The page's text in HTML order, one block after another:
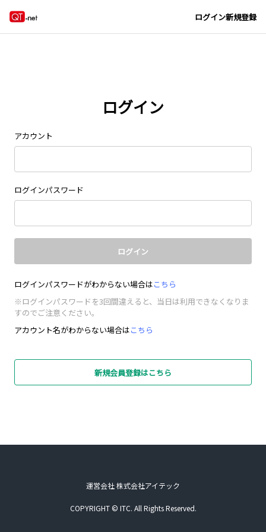
ログイン新規登録
ログイン
アカウント
ログインパスワード
ログイン
ログインパスワードがわからない場合はこちら
※ログインパスワードを3回間違えると、当日は利用できなくなりま
すのでご注意ください。
アカウント名がわからない場合はこちら
新規会員登録はこちら
運営会社 株式会社アイテック
COPYRIGHT © ITC. All Rights Reserved.